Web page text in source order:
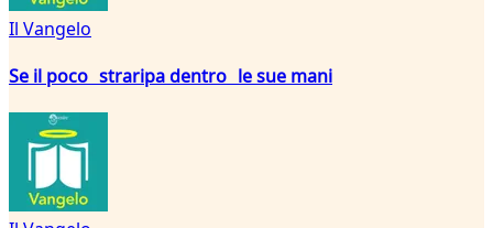
Il Vangelo
Se il poco straripa dentro le sue mani